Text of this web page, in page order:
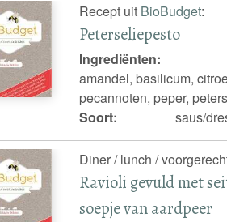
Recept uit BioBudget:
Peterseliepesto
Ingrediënten:
amandel, basilicum,
pecannoten, peper,
Soort:
saus/
Diner / lunch /
Ravioli gevuld met
soepje van aardpeer